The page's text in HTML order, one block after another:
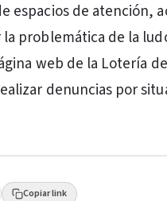
espacios de atención,
problemática de la
web de la Lotería
denuncias por
Copiar link